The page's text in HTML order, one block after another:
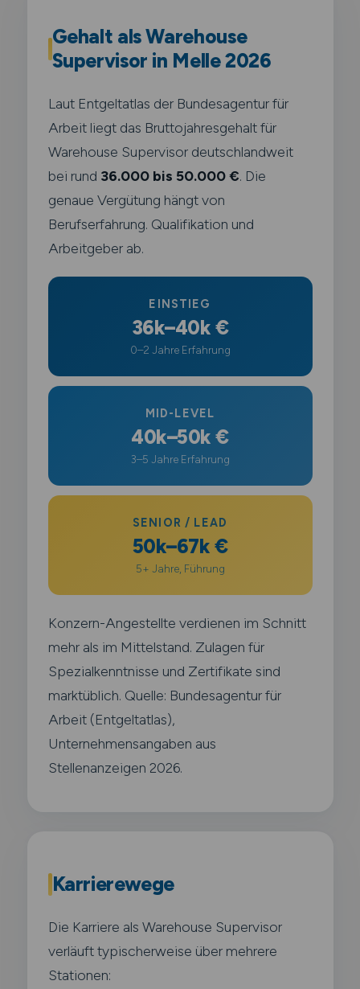
Gehalt als Warehouse
Supervisor in Melle 2026
Laut Entgeltatlas der Bundesagentur für
Arbeit liegt das Bruttojahresgehalt für
Warehouse Supervisor deutschlandweit
bei rund 36.000 bis 50.000 €. Die
genaue Vergütung hängt von
Berufserfahrung. Qualifikation und
Arbeitgeber ab.
EINSTIEG
36k–40k €
0–2 Jahre Erfahrung
MID-LEVEL
40k–50k €
3–5 Jahre Erfahrung
SENIOR / LEAD
50k–67k €
5+ Jahre, Führung
Konzern-Angestellte verdienen im Schnitt
mehr als im Mittelstand. Zulagen für
Spezialkenntnisse und Zertifikate sind
marktüblich. Quelle: Bundesagentur für
Arbeit (Entgeltatlas),
Unternehmensangaben aus
Stellenanzeigen 2026.
Karrierewege
Die Karriere als Warehouse Supervisor
verläuft typischerweise über mehrere
Stationen: